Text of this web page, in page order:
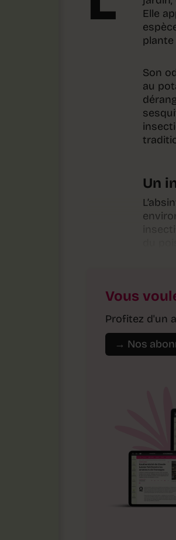
Elle
Son
au
Un
Vous
Profitez d'un
→ Nos